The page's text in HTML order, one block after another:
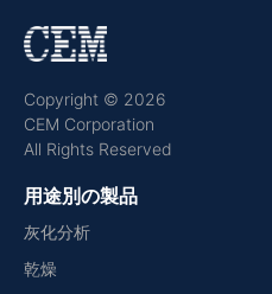
Copyright © 2026
CEM Corporation
All Rights Reserved
用途別の製品
灰化分析
乾燥